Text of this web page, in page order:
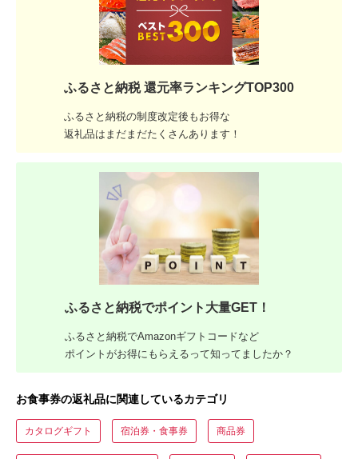
ふるさと納税 還元率ランキングTOP300
ふるさと納税の制度改定後もお得な
返礼品はまだまだたくさんあります！
ふるさと納税でポイント大量GET！
ふるさと納税でAmazonギフトコードなど
ポイントがお得にもらえるって知ってましたか？
お食事券の返礼品に関連しているカテゴリ
カタログギフト 宿泊券・食事券 商品券